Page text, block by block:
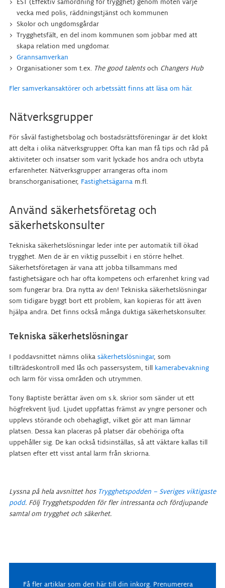
EST (Effektiv samordning för trygghet) genom möten varje
vecka med polis, räddningstjänst och kommunen
Skolor och ungdomsgårdar
Trygghetsfält, en del inom kommunen som jobbar med att
skapa relation med ungdomar.
Grannsamverkan
Organisationer som t.ex. The good talentsoch Changers Hub
Fler samverkansaktörer och arbetssätt finns att läsa om här.
Nätverksgrupper
För såväl fastighetsbolag och bostadsrättsföreningar är det klokt
att delta i olika nätverksgrupper. Ofta kan man få tips och råd på
aktiviteter och insatser som varit lyckade hos andra och utbyta
erfarenheter. Nätverksgrupper arrangeras ofta inom
branschorganisationer, Fastighetsägarnam.fl.
Använd säkerhetsföretag och
säkerhetskonsulter
Tekniska säkerhetslösningar leder inte per automatik till ökad
trygghet. Men de är en viktig pusselbit i en större helhet.
Säkerhetsföretagen är vana att jobba tillsammans med
fastighetsägare och har ofta kompetens och erfarenhet kring vad
som fungerar bra. Dra nytta av den! Tekniska säkerhetslösningar
som tidigare byggt bort ett problem, kan kopieras för att även
hjälpa andra. Det finns också många duktiga säkerhetskonsulter.
Tekniska säkerhetslösningar
I poddavsnittet nämns olika säkerhetslösningar, som
tillträdeskontroll med lås och passersystem, till kamerabevakning
och larm för vissa områden och utrymmen.
Tony Baptiste berättar även om s.k. skrior som sänder ut ett
högfrekvent ljud. Ljudet uppfattas främst av yngre personer och
upplevs störande och obehagligt, vilket gör att man lämnar
platsen. Dessa kan placeras på platser där obehöriga ofta
uppehåller sig. De kan också tidsinställas, så att väktare kallas till
platsen efter ett visst antal larm från skriorna.
Lyssna på hela avsnittet hos Trygghetspodden – Sveriges viktigaste
podd. Följ Trygghetspodden för fler intressanta och fördjupande
samtal om trygghet och säkerhet.
Få fler artiklar som den här till din inkorg. Prenumerera